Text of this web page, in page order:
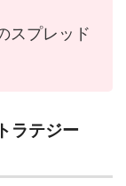
スプレッド
ラテジー